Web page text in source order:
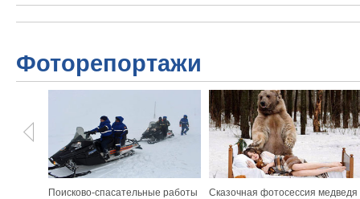
Фоторепортажи
Поисково-спасательные работы
Сказочная фотосессия медведя